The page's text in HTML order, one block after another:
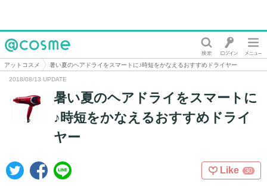
@cosme
アットコスメ 暑い夏のヘアドライをスマートに♪時短をかなえるおすすめドライヤー
2018/08/13 UPDATE
暑い夏のヘアドライをスマートに
♪時短をかなえるおすすめドライ
ヤー
Like 30